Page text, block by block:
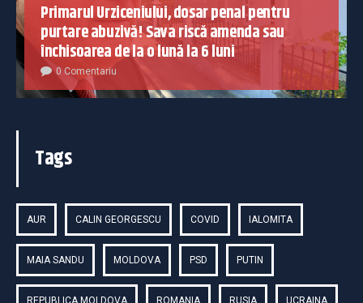
Primarul Urziceniului, dosar penal pentru
purtare abuzivă! Sava riscă amenda sau
închisoarea de la o lună la 6 luni
0 Comentariu
Tags
AUR CALIN GEORGESCU COVID IALOMITA
MAIA SANDU MOLDOVA PSD PUTIN
REPUBLICA MOLDOVA ROMANIA RUSIA UCRAINA